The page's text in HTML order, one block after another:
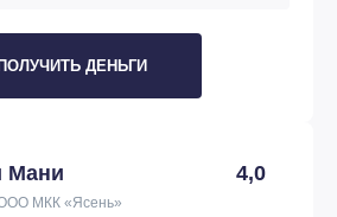
ПОЛУЧИТЬ ДЕНЬГИ
Мани 4,0
МКК «Ясень»